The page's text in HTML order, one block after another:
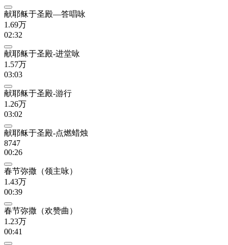
献耶稣于圣殿—答唱咏
1.69万
02:32
献耶稣于圣殿-进堂咏
1.57万
03:03
献耶稣于圣殿-游行
1.26万
03:02
献耶稣于圣殿-点燃蜡烛
8747
00:26
春节弥撒（领主咏）
1.43万
00:39
春节弥撒（欢赞曲）
1.23万
00:41